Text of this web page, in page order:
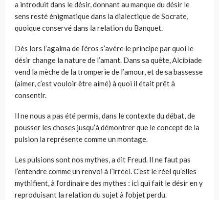
a introduit dans le désir, donnant au manque du désir le
sens resté énigmatique dans la dialectique de Socrate,
quoique conservé dans la relation du Banquet.
Dès lors l’agalma de l’éros s’avère le principe par quoi le
désir change la nature de l’amant. Dans sa quête, Alcibiade
vend la mèche de la tromperie de l’amour, et de sa bassesse
(aimer, c’est vouloir être aimé) à quoi il était prêt à
consentir.
Il ne nous a pas été permis, dans le contexte du débat, de
pousser les choses jusqu’à démontrer que le concept de la
pulsion la représente comme un montage.
Les pulsions sont nos mythes, a dit Freud. Il ne faut pas
l’entendre comme un renvoi à l’irréel. C’est le réel qu’elles
mythifient, à l’ordinaire des mythes : ici qui fait le désir en y
reproduisant la relation du sujet à l’objet perdu.